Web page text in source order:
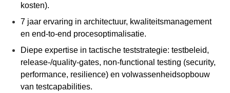
kosten).
7 jaar ervaring in architectuur, kwaliteitsmanagement
en end-to-end procesoptimalisatie.
Diepe expertise in tactische teststrategie: testbeleid,
release-/quality-gates, non-functional testing (security,
performance, resilience) en volwassenheidsopbouw
van testcapabilities.